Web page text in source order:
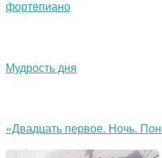
фортепиано
Мудрость дня
«Двадцать первое. Ночь.